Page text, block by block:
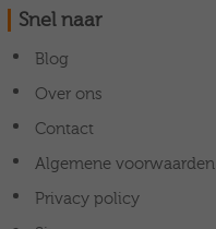
Snel naar
Blog
Over ons
Contact
Algemene voorwaarden
Privacy policy